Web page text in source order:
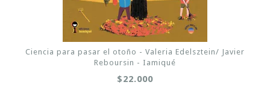
Ciencia para pasar el otoño - Valeria Edelsztein/ Javier
Reboursin - Iamiqué
$22.000